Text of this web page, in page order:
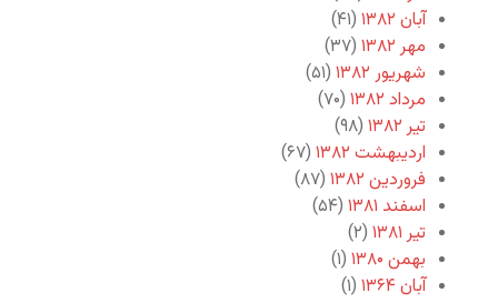
آبان ۱۳۸۲
(۴۱)
مهر ۱۳۸۲
(۳۷)
شهریور ۱۳۸۲
(۵۱)
مرداد ۱۳۸۲
(۷۰)
تیر ۱۳۸۲
(۹۸)
اردیبهشت ۱۳۸۲
(۶۷)
فروردین ۱۳۸۲
(۸۷)
اسفند ۱۳۸۱
(۵۴)
تیر ۱۳۸۱
(۲)
بهمن ۱۳۸۰
(۱)
آبان ۱۳۶۴
(۱)